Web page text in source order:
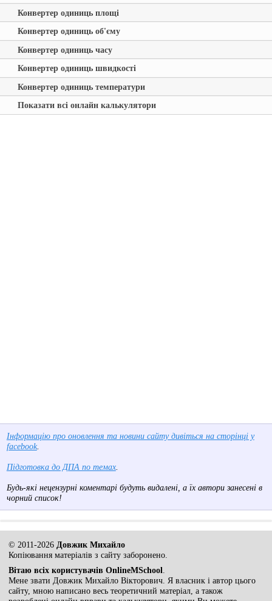
Конвертер одиниць площі
Конвертер одиниць об'єму
Конвертер одиниць часу
Конвертер одиниць швидкості
Конвертер одиниць температури
Показати всі онлайн калькулятори
Інформацію про оновлення та новини сайту дивіться на сторінці у
facebook.
Підготовка до ДПА по темах.
Будь-які нецензурні коментарі будуть видалені, а їх автори занесені в
чорний список!
© 2011-2026 Довжик Михайло
Копіювання матеріалів з сайту заборонено.
Вітаю всіх користувачів OnlineMSchool
Мене звати Довжик Михайло Вікторович. Я власник і автор цього
сайту, мною написано весь теоретичний матеріал, а також